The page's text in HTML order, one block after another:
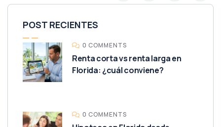
POST RECIENTES
0 COMMENTS
Renta corta vs renta larga en
Florida: ¿cuál conviene?
0 COMMENTS